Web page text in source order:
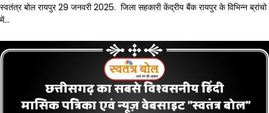
स्वतंत्र बोल रायपुर 29 जनवरी 2025. जिला सहकारी केंद्रीय बैंक रायपुर के विभिन्न ब्रांचो
में…